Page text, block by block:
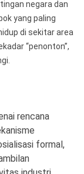
negara dan
yang paling
di sekitar area
“penonton”,
rencana
formal,